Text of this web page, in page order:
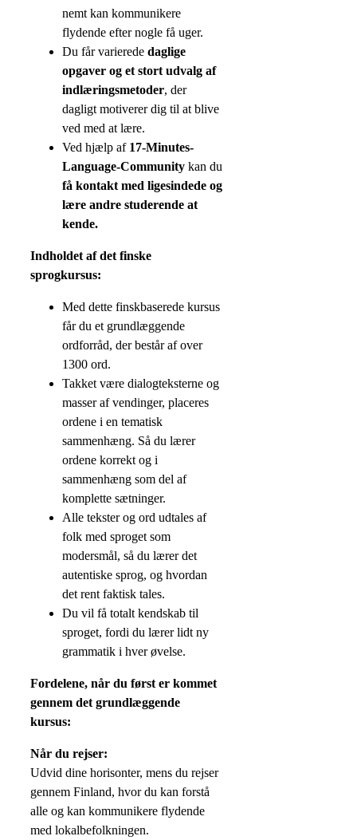
nemt kan kommunikere
flydende efter nogle få uger.
Du får varierede daglige
opgaver og et stort udvalg af
indlæringsmetoder, der
dagligt motiverer dig til at blive
ved med at lære.
Ved hjælp af 17-Minutes-
Language-Community kan du
få kontakt med ligesindede og
lære andre studerende at
kende.
Indholdet af det finske
sprogkursus:
Med dette finskbaserede kursus
får du et grundlæggende
ordforråd, der består af over
1300 ord.
Takket være dialogteksterne og
masser af vendinger, placeres
ordene i en tematisk
sammenhæng. Så du lærer
ordene korrekt og i
sammenhæng som del af
komplette sætninger.
Alle tekster og ord udtales af
folk med sproget som
modersmål, så du lærer det
autentiske sprog, og hvordan
det rent faktisk tales.
Du vil få totalt kendskab til
sproget, fordi du lærer lidt ny
grammatik i hver øvelse.
Fordelene, når du først er kommet
gennem det grundlæggende
kursus:
Når du rejser:
Udvid dine horisonter, mens du rejser
gennem Finland, hvor du kan forstå
alle og kan kommunikere flydende
med lokalbefolkningen.